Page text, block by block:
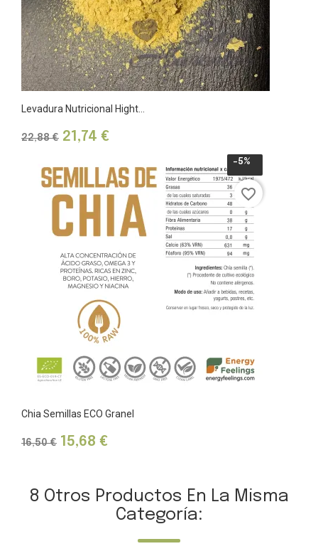
Levadura Nutricional Hight...
Precio
22,88 € Precio
21,74 €
-5%
favorite_border
Chia Semillas ECO Granel
Precio
16,50 € Precio
15,68 €
8 Otros Productos En La Misma
Categoría: